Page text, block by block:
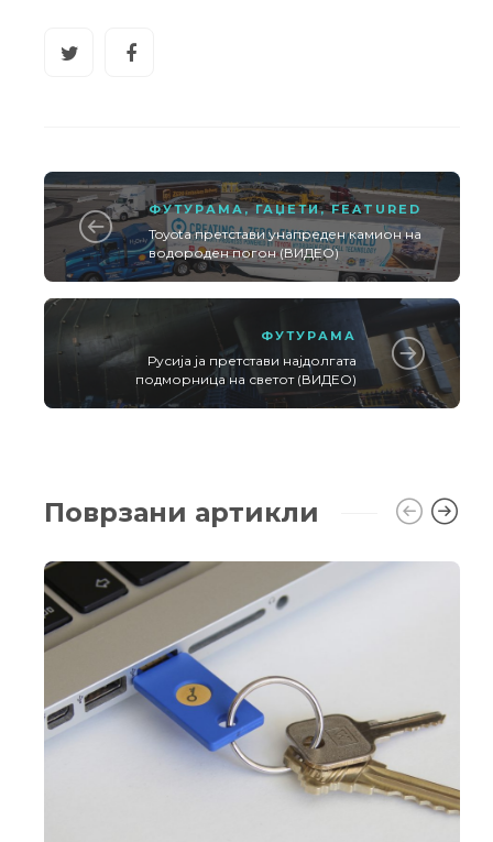
ФУТУРАМА,ГАЏЕТИ,FEATURED
Toyota претстави унапреден камион на
водороден погон (ВИДЕО)
ФУТУРАМА
Русија ја претстави најдолгата
подморница на светот (ВИДЕО)
Поврзани артикли